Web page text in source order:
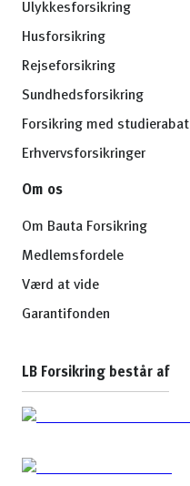
Ulykkesforsikring
Husforsikring
Rejseforsikring
Sundhedsforsikring
Forsikring med studierabat
Erhvervsforsikringer
Om os
Om Bauta Forsikring
Medlemsfordele
Værd at vide
Garantifonden
LB Forsikring består af